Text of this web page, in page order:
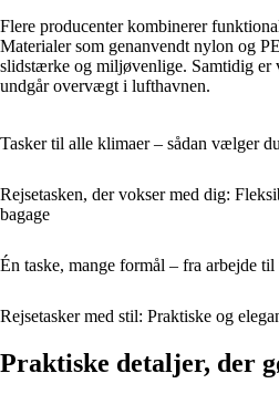
Flere producenter kombinerer
Materialer som genanvendt nylon og
slidstærke og miljøvenlige. Samtidig er
undgår overvægt i lufthavnen.
Tasker til alle klimaer – sådan vælger
Rejsetasken, der vokser med dig:
bagage
Én taske, mange formål – fra arbejde til
Rejsetasker med stil: Praktiske og
Praktiske detaljer, der